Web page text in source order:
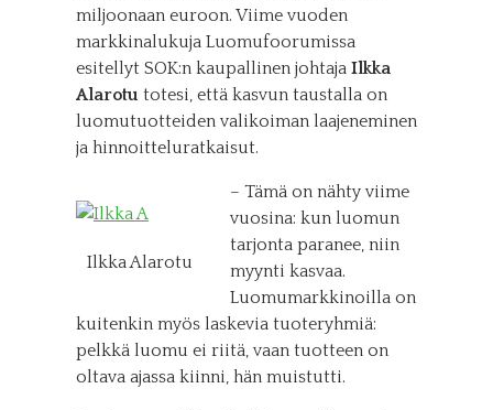
miljoonaan euroon. Viime vuoden
markkinalukuja Luomufoorumissa
esitellyt SOK:n kaupallinen johtaja Ilkka
Alarotu totesi, että kasvun taustalla on
luomutuotteiden valikoiman laajeneminen
ja hinnoitteluratkaisut.
Ilkka Alarotu
– Tämä on nähty viime
vuosina: kun luomun
tarjonta paranee, niin
myynti kasvaa.
Luomumarkkinoilla on
kuitenkin myös laskevia tuoteryhmiä:
pelkkä luomu ei riitä, vaan tuotteen on
oltava ajassa kiinni, hän muistutti.